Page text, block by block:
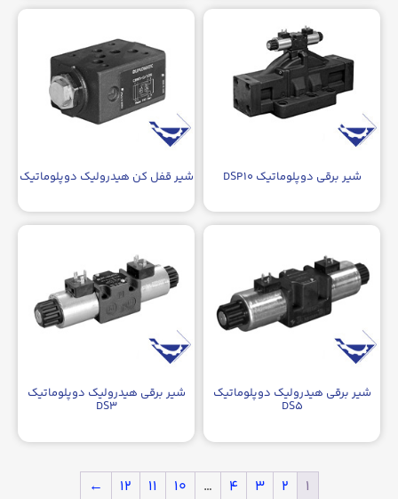
شیر برقی دوپلوماتیک DSP۱۰ شیر قفل کن هیدرولیک دوپلوماتیک
شیر برقی هیدرولیک دوپلوماتیک
DS۵
شیر برقی هیدرولیک دوپلوماتیک
DS۳
۱ ۲ ۳ ۴ … ۱۰ ۱۱ ۱۲ ←